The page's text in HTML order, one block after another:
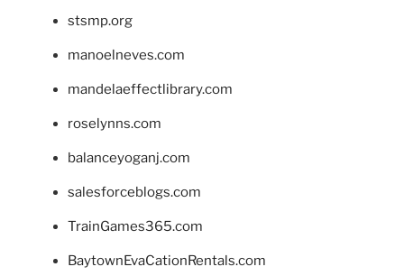
stsmp.org
manoelneves.com
mandelaeffectlibrary.com
roselynns.com
balanceyoganj.com
salesforceblogs.com
TrainGames365.com
BaytownEvaCationRentals.com